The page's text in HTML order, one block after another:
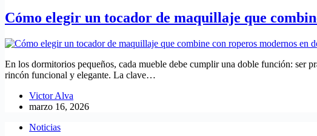
Cómo elegir un tocador de maquillaje que
En los dormitorios pequeños, cada mueble debe cumplir una doble función: ser
rincón funcional y elegante. La clave…
Victor Alva
marzo 16, 2026
Noticias